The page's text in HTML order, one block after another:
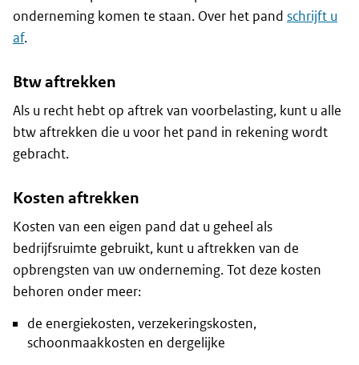
onderneming komen te staan. Over het pand schrijft u
af.
Btw aftrekken
Als u recht hebt op aftrek van voorbelasting, kunt u alle
btw aftrekken die u voor het pand in rekening wordt
gebracht.
Kosten aftrekken
Kosten van een eigen pand dat u geheel als
bedrijfsruimte gebruikt, kunt u aftrekken van de
opbrengsten van uw onderneming. Tot deze kosten
behoren onder meer:
de energiekosten, verzekeringskosten,
schoonmaakkosten en dergelijke